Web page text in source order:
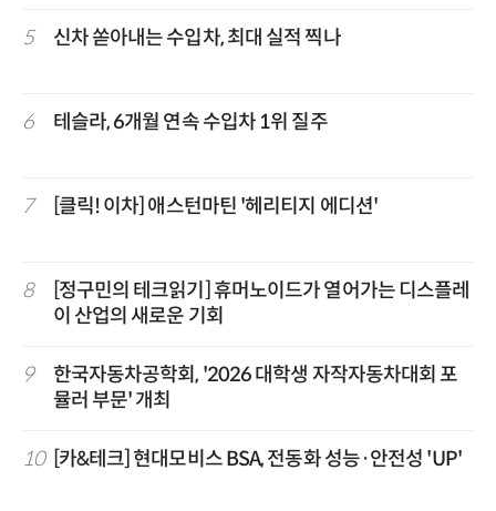
5 신차 쏟아내는 수입차, 최대 실적 찍나
6 테슬라, 6개월 연속 수입차 1위 질주
7 [클릭! 이차] 애스턴마틴 '헤리티지 에디션'
8
[정구민의 테크읽기] 휴머노이드가 열어가는 디스플레
이 산업의 새로운 기회
9
한국자동차공학회, '2026 대학생 자작자동차대회 포
뮬러 부문' 개최
10 [카&테크] 현대모비스 BSA, 전동화 성능·안전성 'UP'